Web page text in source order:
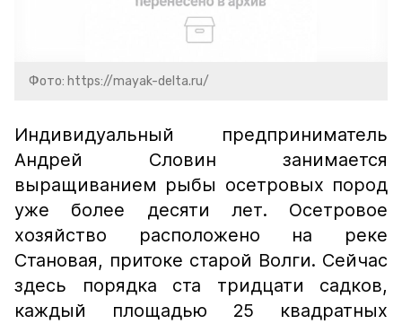
Фото: https://mayak-delta.ru/
Индивидуальный предприниматель
Андрей Словин занимается
выращиванием рыбы осетровых пород
уже более десяти лет. Осетровое
хозяйство расположено на реке
Становая, притоке старой Волги. Сейчас
здесь порядка ста тридцати садков,
каждый площадью 25 квадратных